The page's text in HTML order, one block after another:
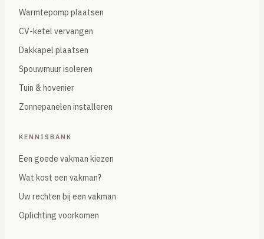
Warmtepomp plaatsen
CV-ketel vervangen
Dakkapel plaatsen
Spouwmuur isoleren
Tuin & hovenier
Zonnepanelen installeren
KENNISBANK
Een goede vakman kiezen
Wat kost een vakman?
Uw rechten bij een vakman
Oplichting voorkomen